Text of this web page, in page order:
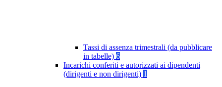
Tassi di assenza trimestrali (da pubblicare
in tabelle) 6
Incarichi conferiti e autorizzati ai dipendenti
(dirigenti e non dirigenti) 1